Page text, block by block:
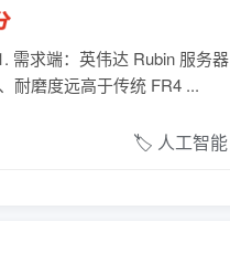
需求端：英伟达 Rubin 服务器
耐磨度远高于传统 FR4 ...
🏷️ 人工智能